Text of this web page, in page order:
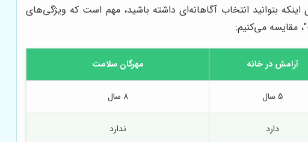
بتوانید انتخاب آگاهانه‌ای داشته باشید، مهم است که ویژگی‌های
مقایسه می‌کنیم:
آرامش در خانه مهرگان سلامت
5 سال 8 سال
دارد ندارد